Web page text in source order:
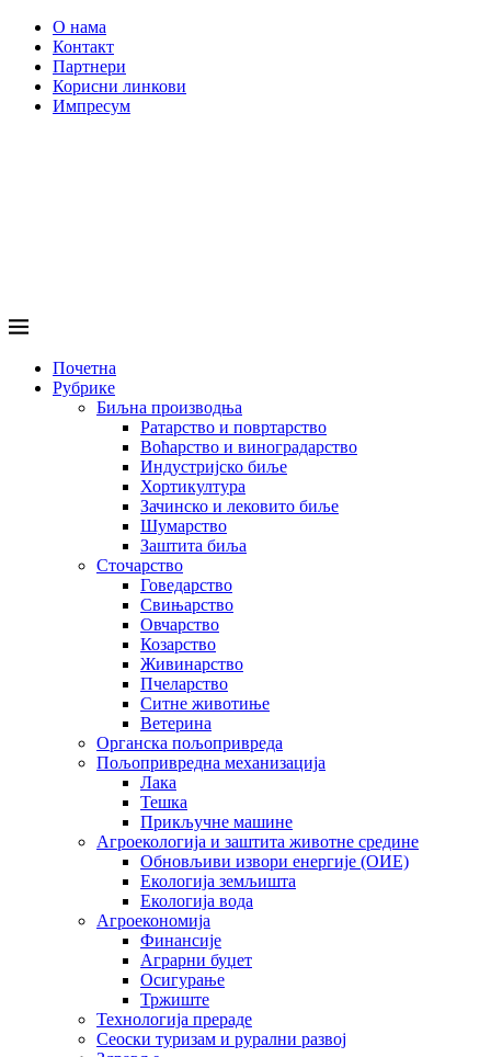
О нама
Контакт
Партнери
Корисни линкови
Импресум
Почетна
Рубрике
Биљна производња
Ратарство и повртарство
Воћарство и виноградарство
Индустријско биље
Хортикултура
Зачинско и лековито биље
Шумарство
Заштита биља
Сточарство
Говедарство
Свињарство
Овчарство
Козарство
Живинарство
Пчеларство
Ситне животиње
Ветерина
Органска пољопривреда
Пољопривредна механизација
Лака
Тешка
Прикључне машине
Агроекологија и заштита животне средине
Обновљиви извори енергије (ОИЕ)
Екологија земљишта
Екологија вода
Агроекономија
Финансије
Аграрни буџет
Осигурање
Тржиште
Технологија прераде
Сеоски туризам и рурални развој